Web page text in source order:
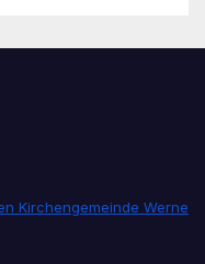
Kirchengemeinde Werne